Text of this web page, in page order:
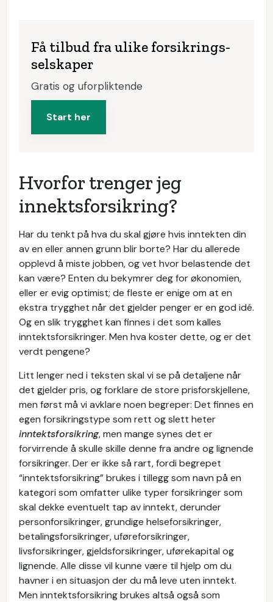
Få tilbud fra ulike forsikrings­
selskaper
Gratis og uforpliktende
Start her
Hvorfor trenger jeg
innektsforsikring?
Har du tenkt på hva du skal gjøre hvis inntekten din
av en eller annen grunn blir borte? Har du allerede
opplevd å miste jobben, og vet hvor belastende det
kan være? Enten du bekymrer deg for økonomien,
eller er evig optimist; de fleste er enige om at en
ekstra trygghet når det gjelder penger er en god idé.
Og en slik trygghet kan finnes i det som kalles
inntektsforsikringer. Men hva koster dette, og er det
verdt pengene?
Litt lenger ned i teksten skal vi se på detaljene når
det gjelder pris, og forklare de store prisforskjellene,
men først må vi avklare noen begreper: Det finnes en
egen forsikringstype som rett og slett heter
inntektsforsikring, men mange synes det er
forvirrende å skulle skille denne fra andre og lignende
forsikringer. Der er ikke så rart, fordi begrepet
“inntektsforsikring” brukes i tillegg som navn på en
kategori som omfatter ulike typer forsikringer som
skal dekke eventuelt tap av inntekt, derunder
personforsikringer, grundige helseforsikringer,
betalingsforsikringer, uføreforsikringer,
livsforsikringer, gjeldsforsikringer, uførekapital og
lignende. Alle disse vil kunne være til hjelp om du
havner i en situasjon der du må leve uten inntekt.
Men inntektsforsikring brukes altså også som